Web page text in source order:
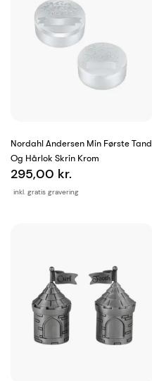
Nordahl Andersen Min Første Tand
Og Hårlok Skrin Krom
inkl. gratis gravering
295,00 kr.